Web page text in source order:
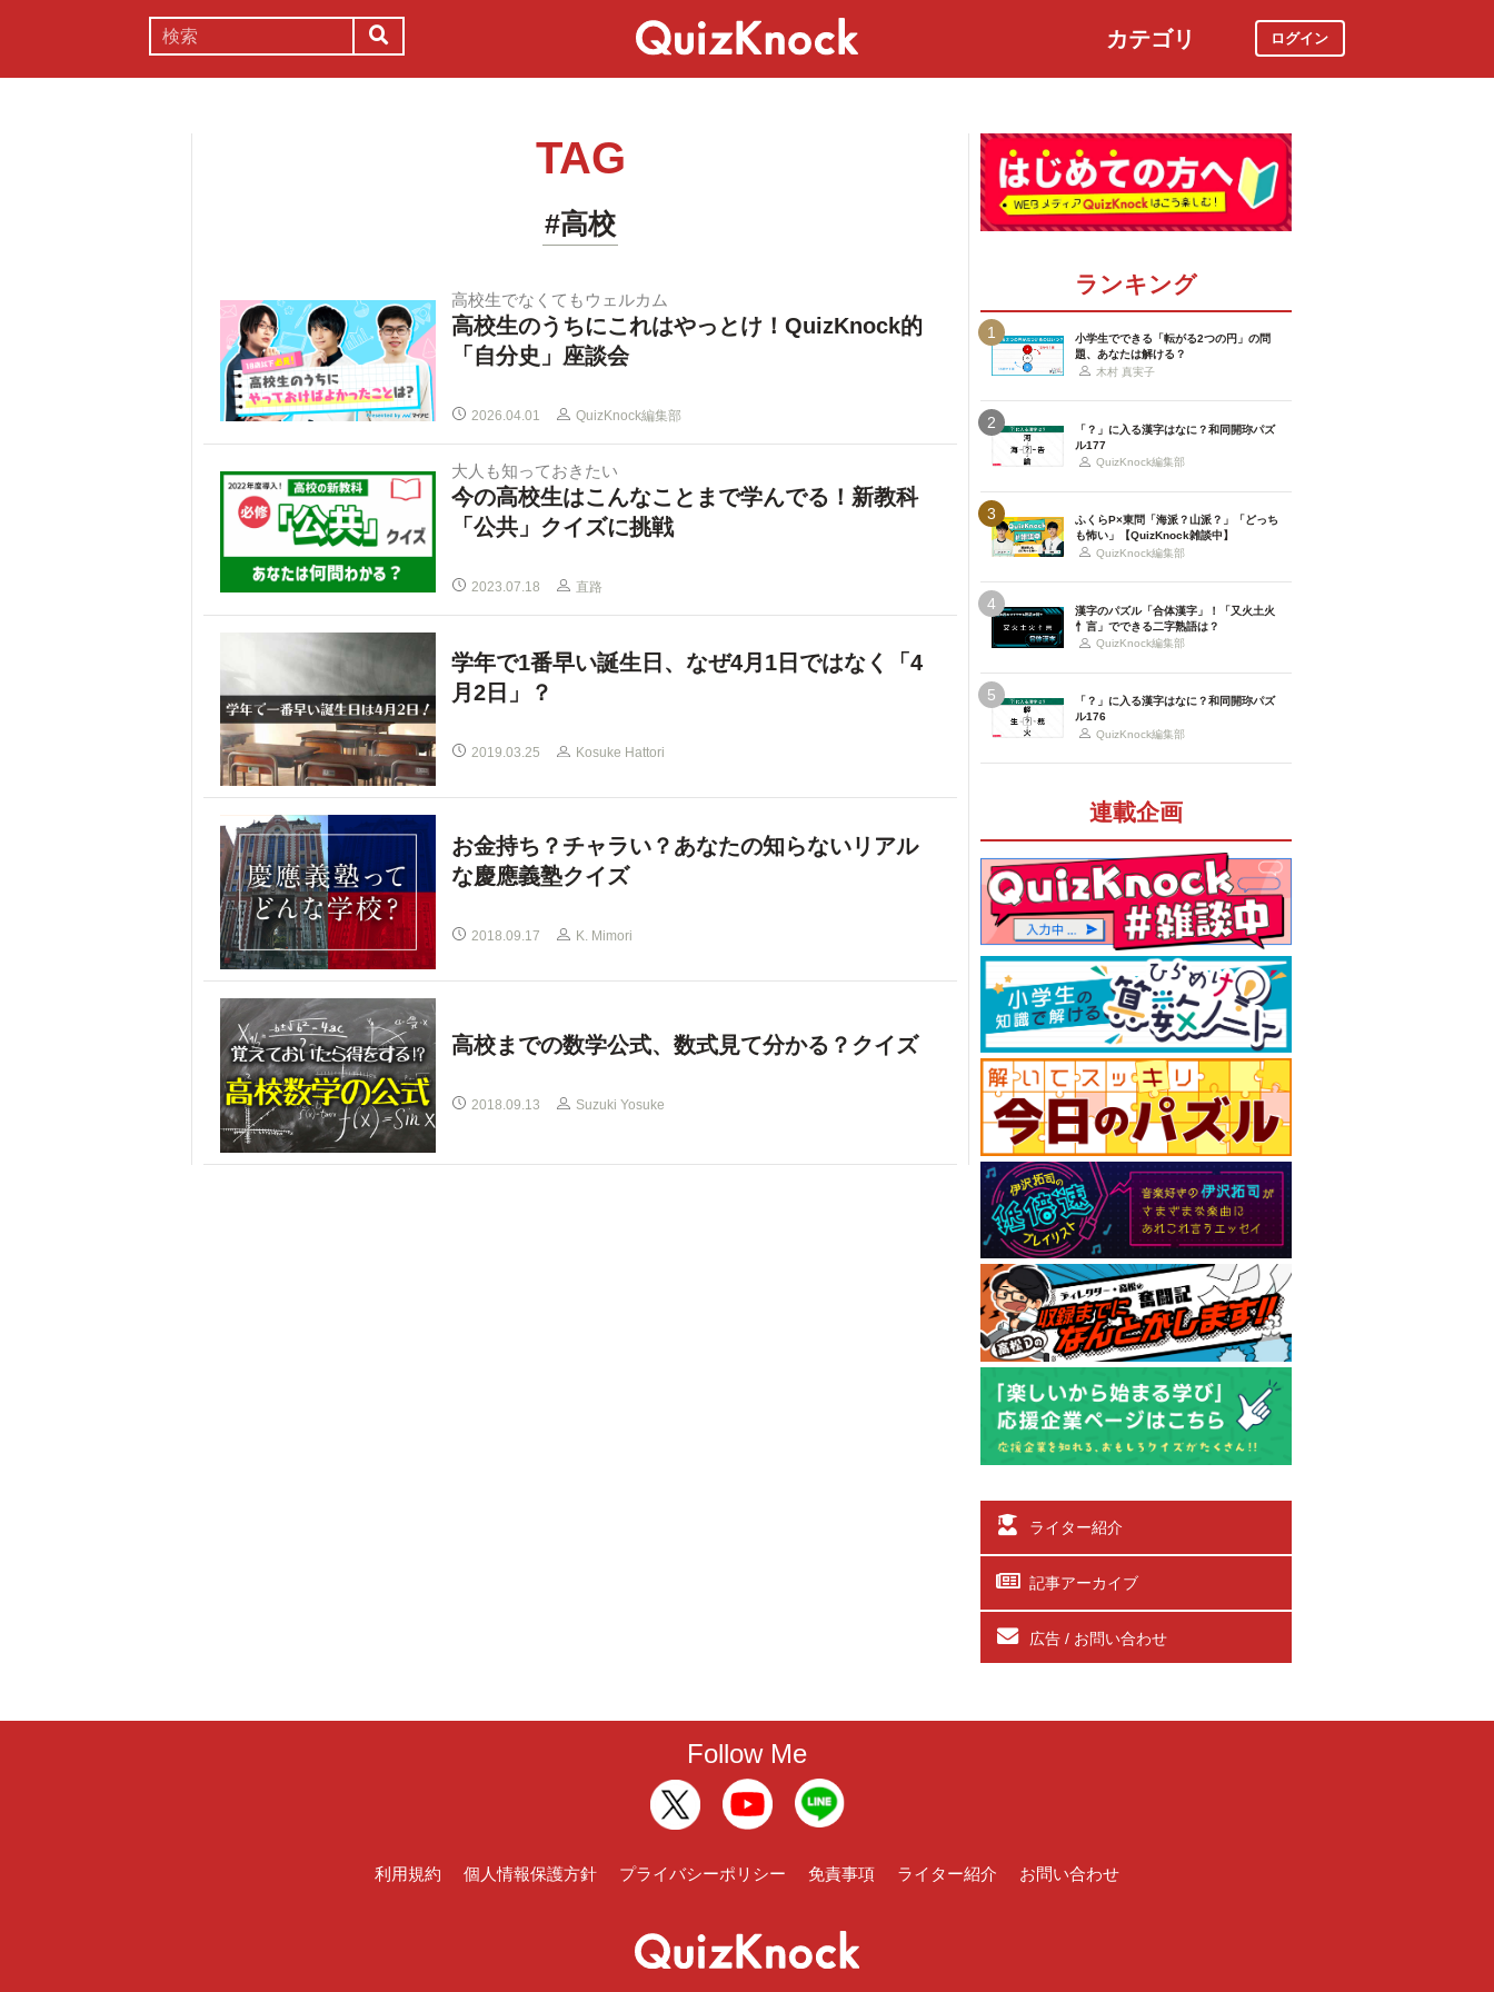
カテゴリ ログイン
TAG
#高校
高校生でなくてもウェルカム
高校生のうちにこれはやっとけ！QuizKnock的
「自分史」座談会
2026.04.01 QuizKnock編集部
大人も知っておきたい
今の高校生はこんなことまで学んでる！新教科
「公共」クイズに挑戦
2023.07.18 直路
学年で1番早い誕生日、なぜ4月1日ではなく「4
月2日」？
2019.03.25 Kosuke Hattori
お金持ち？チャラい？あなたの知らないリアル
な慶應義塾クイズ
2018.09.17 K. Mimori
高校までの数学公式、数式見て分かる？クイズ
2018.09.13 Suzuki Yosuke
ランキング
1
小学生でできる「転がる2つの円」の問
題、あなたは解ける？
木村 真実子
2
「？」に入る漢字はなに？和同開珎パズ
ル177
QuizKnock編集部
3
ふくらP×東問「海派？山派？」「どっち
も怖い」【QuizKnock雑談中】
QuizKnock編集部
4
漢字のパズル「合体漢字」！「又火土火
忄言」でできる二字熟語は？
QuizKnock編集部
5
「？」に入る漢字はなに？和同開珎パズ
ル176
QuizKnock編集部
連載企画
ライター紹介
記事アーカイブ
広告 / お問い合わせ
Follow Me
利用規約 個人情報保護方針 プライバシーポリシー 免責事項 ライター紹介 お問い合わせ